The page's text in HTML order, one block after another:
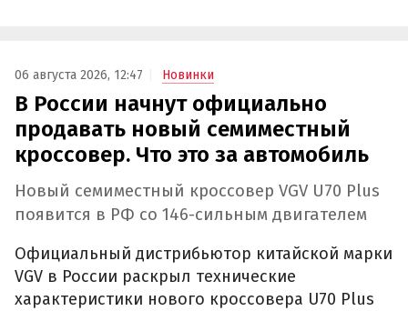
06 августа 2026, 12:47 Новинки
В России начнут официально
продавать новый семиместный
кроссовер. Что это за автомобиль
Новый семиместный кроссовер VGV U70 Plus
появится в РФ со 146-сильным двигателем
Официальный дистрибьютор китайской марки
VGV в России раскрыл технические
характеристики нового кроссовера U70 Plus